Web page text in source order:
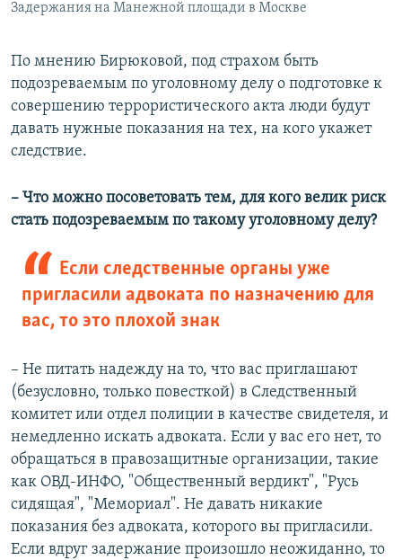
Задержания на Манежной площади в Москве
По мнению Бирюковой, под страхом быть
подозреваемым по уголовному делу о подготовке к
совершению террористического акта люди будут
давать нужные показания на тех, на кого укажет
следствие.
– Что можно посоветовать тем, для кого велик риск
стать подозреваемым по такому уголовному делу?
Если следственные органы уже
пригласили адвоката по назначению для
вас, то это плохой знак
– Не питать надежду на то, что вас приглашают
(безусловно, только повесткой) в Следственный
комитет или отдел полиции в качестве свидетеля, и
немедленно искать адвоката. Если у вас его нет, то
обращаться в правозащитные организации, такие
как ОВД-ИНФО, "Общественный вердикт", "Русь
сидящая", "Мемориал". Не давать никакие
показания без адвоката, которого вы пригласили.
Если вдруг задержание произошло неожиданно, то